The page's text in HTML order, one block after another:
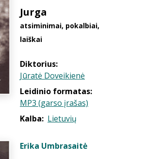
Jurga
atsiminimai, pokalbiai,
laiškai
Diktorius:
Jūratė Doveikienė
Leidinio formatas:
MP3 (garso įrašas)
Kalba: Lietuvių
Erika Umbrasaitė